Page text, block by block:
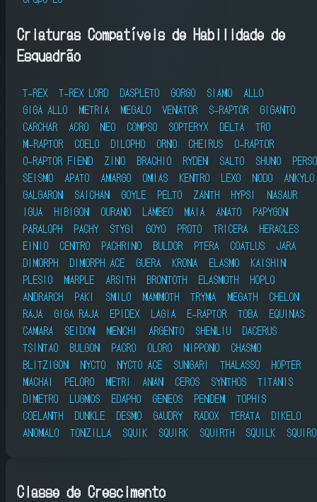
Criaturas Compatíveis de Habilidade de
Esquadrão
T-REX T-REX LORD DASPLETO GORGO SIAMO
ALLO
GIGA ALLO
METRIA MEGALO VENATOR S-RAPTOR
GIGANTO
CARCHAR
ACRO NEO COMPSO SOPTERYX DELTA
TRO
M-RAPTOR
COELO DILOPHO ORNO CHEIRUS
O-RAPTOR
O-RAPTOR FIEND
ZINO BRACHIO RYDEN SALTO SHUNO
PERSO
SEISMO
APATO AMARGO OMIAS KENTRO LEXO NODO
ANKYLO
GALGARON
SAICHAN GOYLE PELTO ZANTH HYPSI
NASAUR
IGUA
HIBIGON OURANO LAMBEO MAIA ANATO
PAPYGON
PARALOPH
PACHY STYGI GOYO PROTO TRICERA
HERACLES
EINIO
CENTRO PACHRINO BULDOR PTERA COATLUS
JARA
DIMORPH
DIMORPH ACE GUERA KRONA ELASMO
KAISHIN
PLESIO
MARPLE ARSITH BRONTOTH ELASMOTH
HOPLO
ANDRARCH
PAKI SMILO MAMMOTH TRYMA MEGATH
CHELON
RAJA
GIGA RAJA EPIDEX LAGIA E-RAPTOR TOBA
EQUINAS
CAMARA
SEIDON MENCHI ARGENTO SHENLIU
DACERUS
TSINTAO
BULGON PACRO OLORO NIPPONO
CHASMO
BLITZIGON
NYCTO NYCTO ACE SUNGARI THALASSO
HOPTER
MACHAI
PELORO METRI ANAN CEROS SYNTHOS
TITANIS
DIMETRO
LUGMOS EDAPHO GENEOS PENDEM
TOPHIS
COELANTH
DUNKLE DESMO GAUDRY RADOX TERATA
DIKELO
ANOMALO
TONZILLA SQUIK SQUIRK SQUIRTH SQUILK SQUIRO
Classe de Crescimento